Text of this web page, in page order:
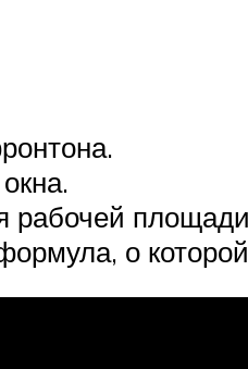
рабочей
о